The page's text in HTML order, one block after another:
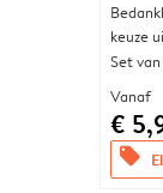
keuze
Set
Vanaf
€
offers